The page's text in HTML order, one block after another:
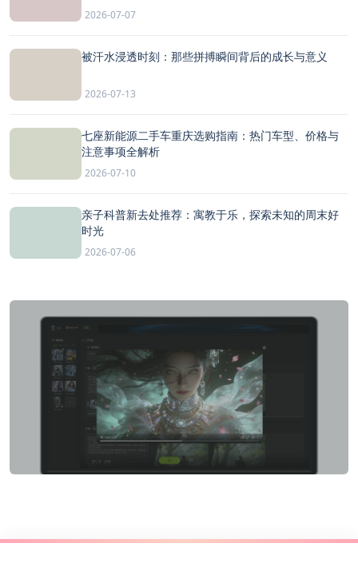
2026-07-07
被汗水浸透时刻：那些拼搏瞬间背后的成长与意义
2026-07-13
七座新能源二手车重庆选购指南：热门车型、价格与
注意事项全解析
2026-07-10
亲子科普新去处推荐：寓教于乐，探索未知的周末好
时光
2026-07-06